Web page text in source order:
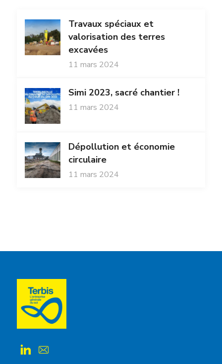
Travaux spéciaux et
valorisation des terres
excavées
11 mars 2024
Simi 2023, sacré chantier !
11 mars 2024
Dépollution et économie
circulaire
11 mars 2024